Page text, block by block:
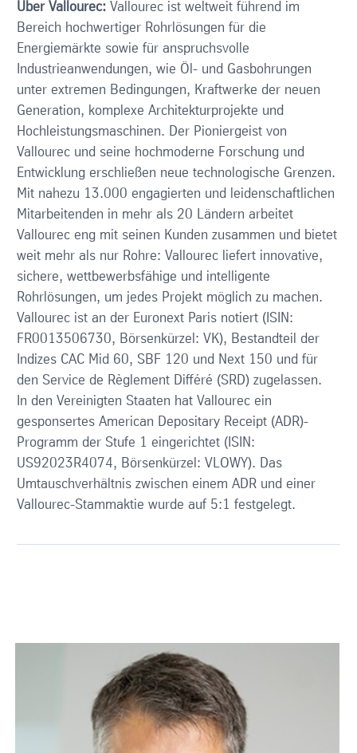
Über Vallourec: Vallourec ist weltweit führend im
Bereich hochwertiger Rohrlösungen für die
Energiemärkte sowie für anspruchsvolle
Industrieanwendungen, wie Öl- und Gasbohrungen
unter extremen Bedingungen, Kraftwerke der neuen
Generation, komplexe Architekturprojekte und
Hochleistungsmaschinen. Der Pioniergeist von
Vallourec und seine hochmoderne Forschung und
Entwicklung erschließen neue technologische Grenzen.
Mit nahezu 13.000 engagierten und leidenschaftlichen
Mitarbeitenden in mehr als 20 Ländern arbeitet
Vallourec eng mit seinen Kunden zusammen und bietet
weit mehr als nur Rohre: Vallourec liefert innovative,
sichere, wettbewerbsfähige und intelligente
Rohrlösungen, um jedes Projekt möglich zu machen.
Vallourec ist an der Euronext Paris notiert (ISIN:
FR0013506730, Börsenkürzel: VK), Bestandteil der
Indizes CAC Mid 60, SBF 120 und Next 150 und für
den Service de Règlement Différé (SRD) zugelassen.
In den Vereinigten Staaten hat Vallourec ein
gesponsertes American Depositary Receipt (ADR)-
Programm der Stufe 1 eingerichtet (ISIN:
US92023R4074, Börsenkürzel: VLOWY). Das
Umtauschverhältnis zwischen einem ADR und einer
Vallourec-Stammaktie wurde auf 5:1 festgelegt.